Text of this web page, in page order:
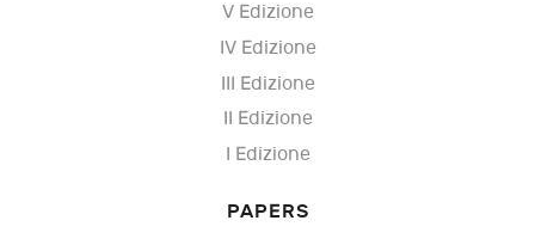
V Edizione
IV Edizione
III Edizione
II Edizione
I Edizione
PAPERS